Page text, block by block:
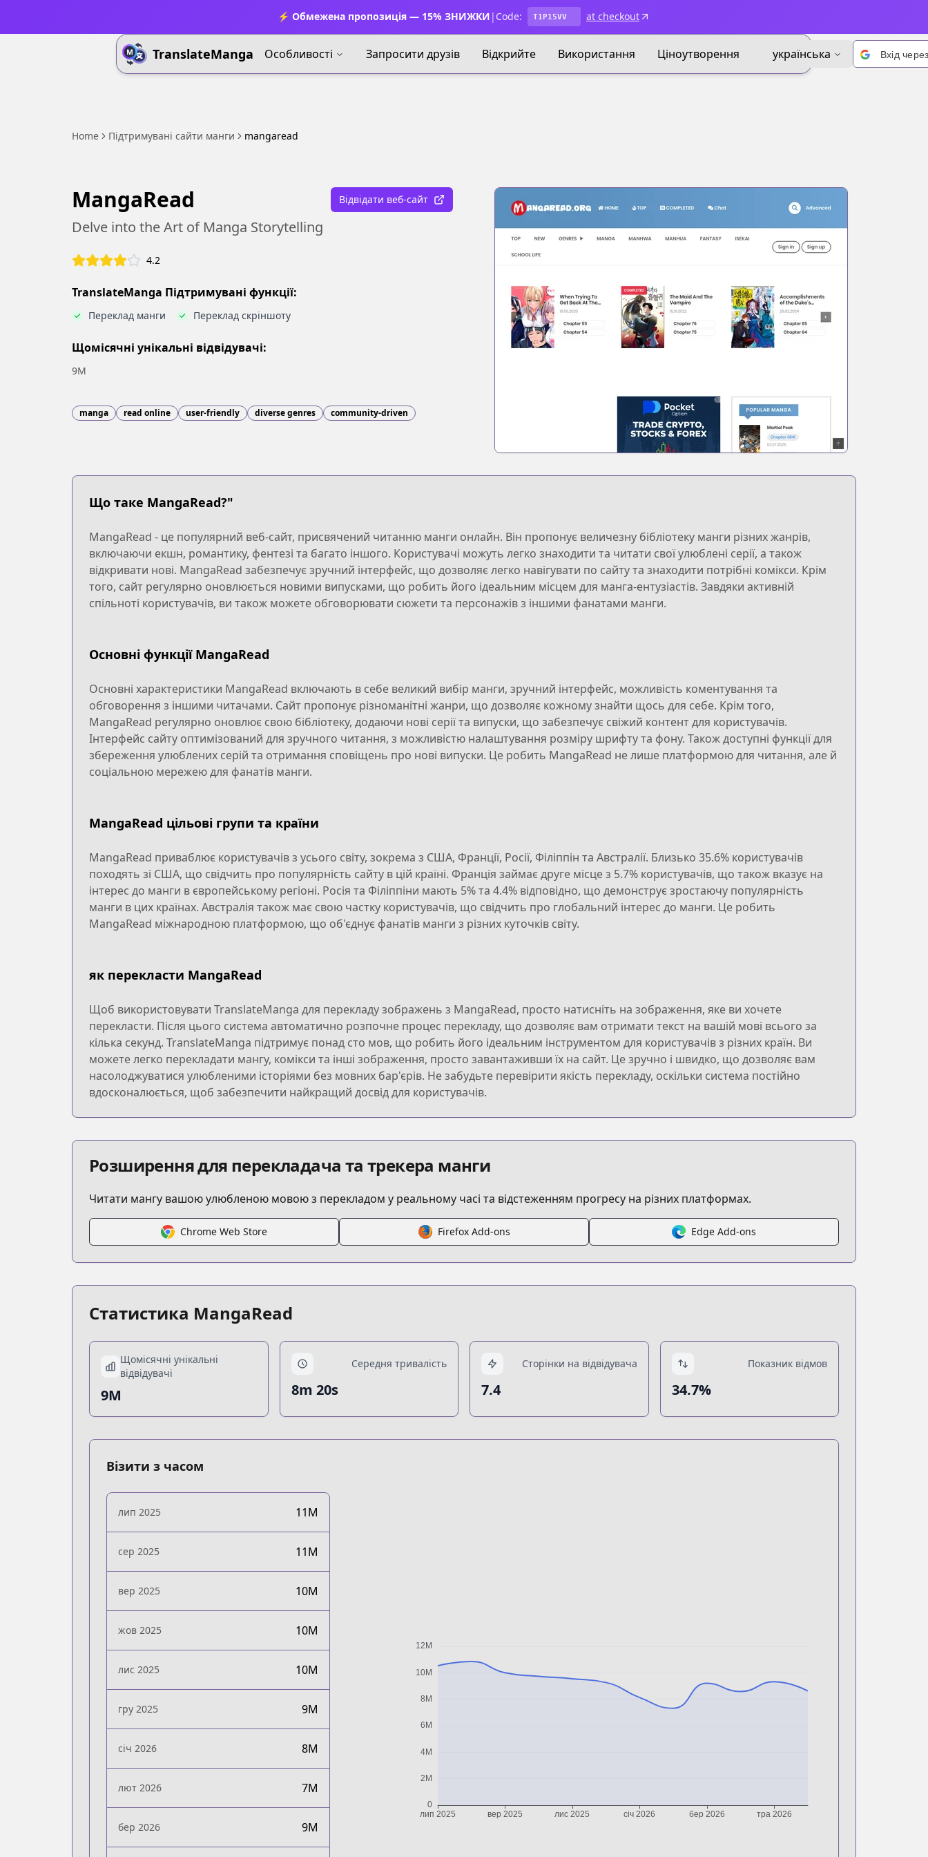
⚡ Обмежена пропозиція — 15% ЗНИЖКИ | Code: T1P15VV at checkout
TranslateManga Особливості Запросити друзів Відкрийте Використання Ціноутворення українська Вхід
Home Підтримувані сайти манги mangaread
MangaRead Відвідати веб-сайт
Delve into the Art of Manga Storytelling
4.2
TranslateManga Підтримувані функції:
Переклад манги Переклад скріншоту
Щомісячні унікальні відвідувачі:
9M
manga read online user-friendly diverse genres community-driven
Що таке MangaRead?"
MangaRead - це популярний веб-сайт, присвячений читанню манги онлайн. Він пропонує величезну бібліотеку манги різних жанрів,
включаючи екшн, романтику, фентезі та багато іншого. Користувачі можуть легко знаходити та читати свої улюблені серії, а також
відкривати нові. MangaRead забезпечує зручний інтерфейс, що дозволяє легко навігувати по сайту та знаходити потрібні комікси. Крім
того, сайт регулярно оновлюється новими випусками, що робить його ідеальним місцем для манга-ентузіастів. Завдяки активній
спільноті користувачів, ви також можете обговорювати сюжети та персонажів з іншими фанатами манги.
Основні функції MangaRead
Основні характеристики MangaRead включають в себе великий вибір манги, зручний інтерфейс, можливість коментування та
обговорення з іншими читачами. Сайт пропонує різноманітні жанри, що дозволяє кожному знайти щось для себе. Крім того,
MangaRead регулярно оновлює свою бібліотеку, додаючи нові серії та випуски, що забезпечує свіжий контент для користувачів.
Інтерфейс сайту оптимізований для зручного читання, з можливістю налаштування розміру шрифту та фону. Також доступні функції для
збереження улюблених серій та отримання сповіщень про нові випуски. Це робить MangaRead не лише платформою для читання, але й
соціальною мережею для фанатів манги.
MangaRead цільові групи та країни
MangaRead приваблює користувачів з усього світу, зокрема з США, Франції, Росії, Філіппін та Австралії. Близько 35.6% користувачів
походять зі США, що свідчить про популярність сайту в цій країні. Франція займає друге місце з 5.7% користувачів, що також вказує на
інтерес до манги в європейському регіоні. Росія та Філіппіни мають 5% та 4.4% відповідно, що демонструє зростаючу популярність
манги в цих країнах. Австралія також має свою частку користувачів, що свідчить про глобальний інтерес до манги. Це робить
MangaRead міжнародною платформою, що об'єднує фанатів манги з різних куточків світу.
як перекласти MangaRead
Щоб використовувати TranslateManga для перекладу зображень з MangaRead, просто натисніть на зображення, яке ви хочете
перекласти. Після цього система автоматично розпочне процес перекладу, що дозволяє вам отримати текст на вашій мові всього за
кілька секунд. TranslateManga підтримує понад сто мов, що робить його ідеальним інструментом для користувачів з різних країн. Ви
можете легко перекладати мангу, комікси та інші зображення, просто завантаживши їх на сайт. Це зручно і швидко, що дозволяє вам
насолоджуватися улюбленими історіями без мовних бар'єрів. Не забудьте перевірити якість перекладу, оскільки система постійно
вдосконалюється, щоб забезпечити найкращий досвід для користувачів.
Розширення для перекладача та трекера манги
Читати мангу вашою улюбленою мовою з перекладом у реальному часі та відстеженням прогресу на різних платформах.
Chrome Web Store Firefox Add-ons Edge Add-ons
Статистика MangaRead
Щомісячні унікальні
відвідувачі
9M
Середня тривалість
8m 20s
Сторінки на відвідувача
7.4
Показник відмов
34.7%
Візити з часом
лип 2025 11M
сер 2025 11M
вер 2025 10M
жов 2025 10M
лис 2025 10M
гру 2025 9M
січ 2026 8M
лют 2026 7M
бер 2026 9M